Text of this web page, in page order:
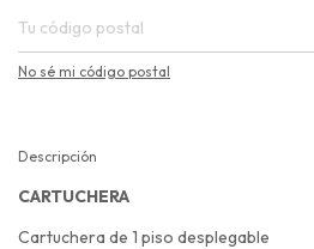
No sé mi código postal
Descripción
CARTUCHERA
Cartuchera de 1 piso desplegable